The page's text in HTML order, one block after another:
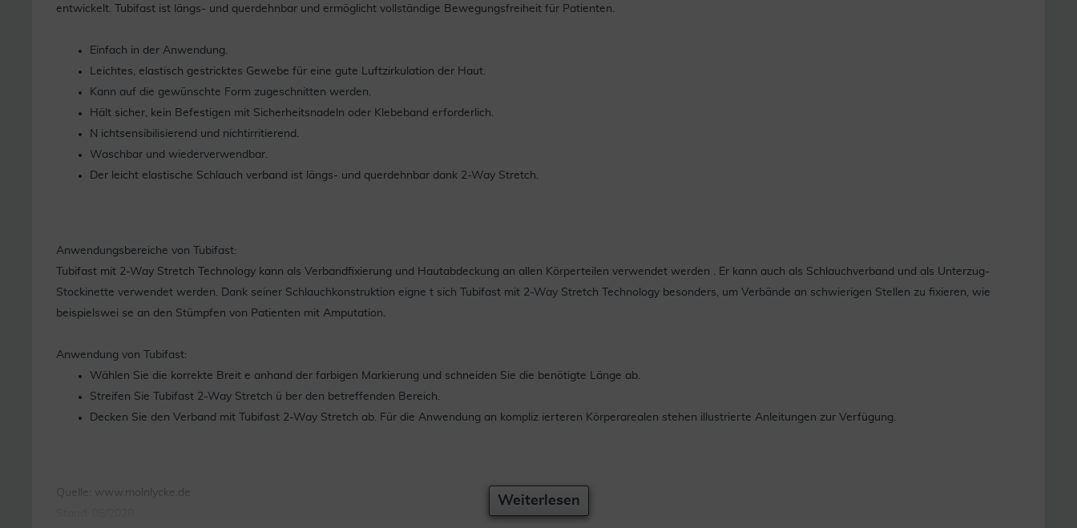
entwickelt. Tubifast ist längs- und querdehnbar und ermöglicht vollständige Bewegungsfreiheit für Patienten.
Einfach in der Anwendung.
Leichtes, elastisch gestricktes Gewebe für eine gute Luftzirkulation der Haut.
Kann auf die gewünschte Form zugeschnitten werden.
Hält sicher, kein Befestigen mit Sicherheitsnadeln oder Klebeband erforderlich.
N ichtsensibilisierend und nichtirritierend.
Waschbar und wiederverwendbar.
Der leicht elastische Schlauch verband ist längs- und querdehnbar dank 2-Way Stretch.
Anwendungsbereiche von Tubifast:
Tubifast mit 2-Way Stretch Technology kann als Verbandfixierung und Hautabdeckung an allen Körperteilen verwendet werden . Er kann auch als Schlauchverband und als Unterzug-
Stockinette verwendet werden. Dank seiner Schlauchkonstruktion eigne t sich Tubifast mit 2-Way Stretch Technology besonders, um Verbände an schwierigen Stellen zu fixieren, wie
beispielswei se an den Stümpfen von Patienten mit Amputation.
Anwendung von Tubifast:
Wählen Sie die korrekte Breit e anhand der farbigen Markierung und schneiden Sie die benötigte Länge ab.
Streifen Sie Tubifast 2-Way Stretch ü ber den betreffenden Bereich.
Decken Sie den Verband mit Tubifast 2-Way Stretch ab. Für die Anwendung an kompliz ierteren Körperarealen stehen illustrierte Anleitungen zur Verfügung.
Quelle: www.molnlycke.de
Weiterlesen